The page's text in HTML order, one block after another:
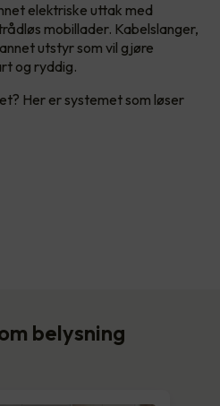
elektriske uttak med
mobillader. Kabelslanger,
utstyr som vil gjøre
og ryddig.
Her er systemet som løser
belysning